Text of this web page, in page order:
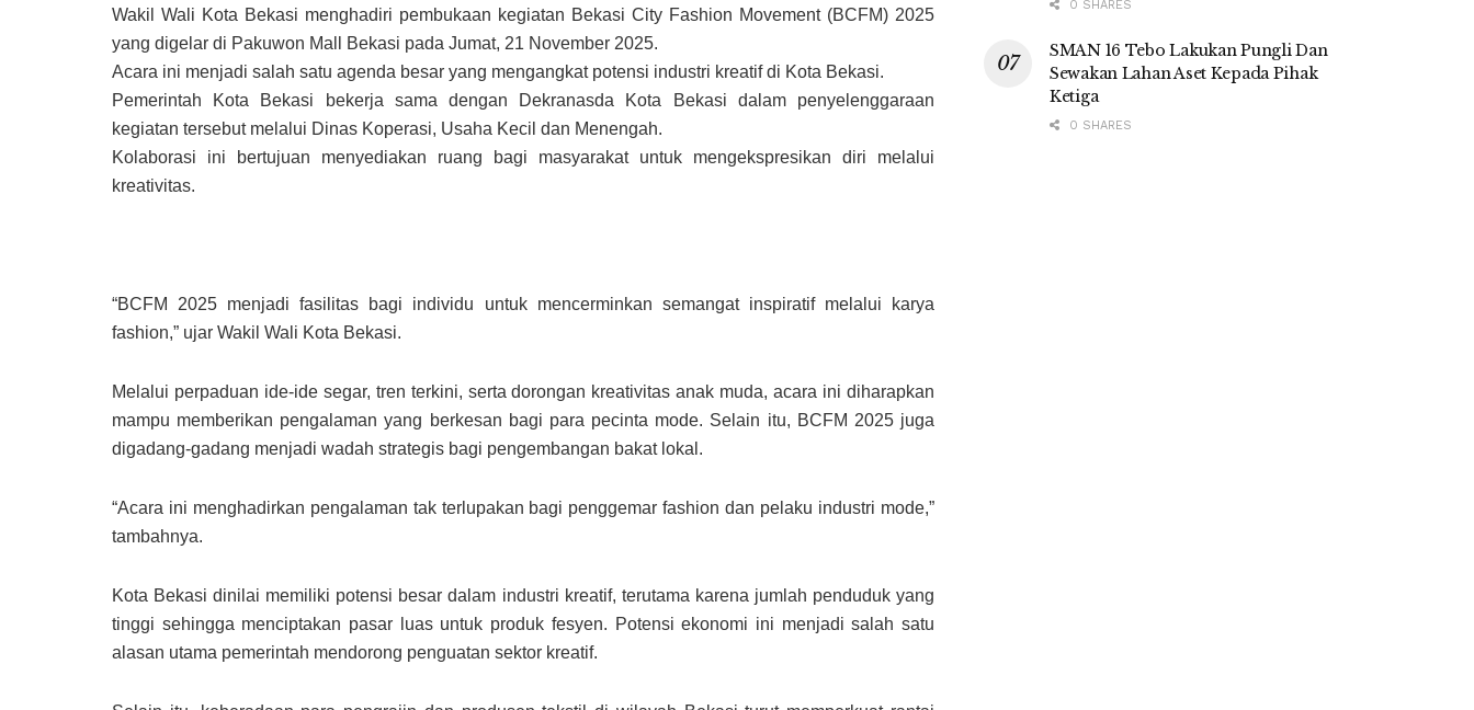
Wakil Wali Kota Bekasi menghadiri pembukaan kegiatan Bekasi City Fashion Movement (BCFM) 2025
yang digelar di Pakuwon Mall Bekasi pada Jumat, 21 November 2025.
Acara ini menjadi salah satu agenda besar yang mengangkat potensi industri kreatif di Kota Bekasi.
Pemerintah Kota Bekasi bekerja sama dengan Dekranasda Kota Bekasi dalam penyelenggaraan
kegiatan tersebut melalui Dinas Koperasi, Usaha Kecil dan Menengah.
Kolaborasi ini bertujuan menyediakan ruang bagi masyarakat untuk mengekspresikan diri melalui
kreativitas.
“BCFM 2025 menjadi fasilitas bagi individu untuk mencerminkan semangat inspiratif melalui karya
fashion,” ujar Wakil Wali Kota Bekasi.
Melalui perpaduan ide-ide segar, tren terkini, serta dorongan kreativitas anak muda, acara ini diharapkan
mampu memberikan pengalaman yang berkesan bagi para pecinta mode. Selain itu, BCFM 2025 juga
digadang-gadang menjadi wadah strategis bagi pengembangan bakat lokal.
“Acara ini menghadirkan pengalaman tak terlupakan bagi penggemar fashion dan pelaku industri mode,”
tambahnya.
Kota Bekasi dinilai memiliki potensi besar dalam industri kreatif, terutama karena jumlah penduduk yang
tinggi sehingga menciptakan pasar luas untuk produk fesyen. Potensi ekonomi ini menjadi salah satu
alasan utama pemerintah mendorong penguatan sektor kreatif.
0 SHARES
SMAN 16 Tebo Lakukan Pungli Dan
Sewakan Lahan Aset Kepada Pihak
Ketiga
0 SHARES